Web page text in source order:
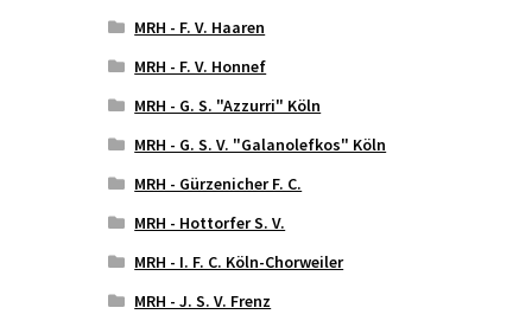
MRH - F. V. Haaren
MRH - F. V. Honnef
MRH - G. S. "Azzurri" Köln
MRH - G. S. V. "Galanolefkos" Köln
MRH - Gürzenicher F. C.
MRH - Hottorfer S. V.
MRH - I. F. C. Köln-Chorweiler
MRH - J. S. V. Frenz